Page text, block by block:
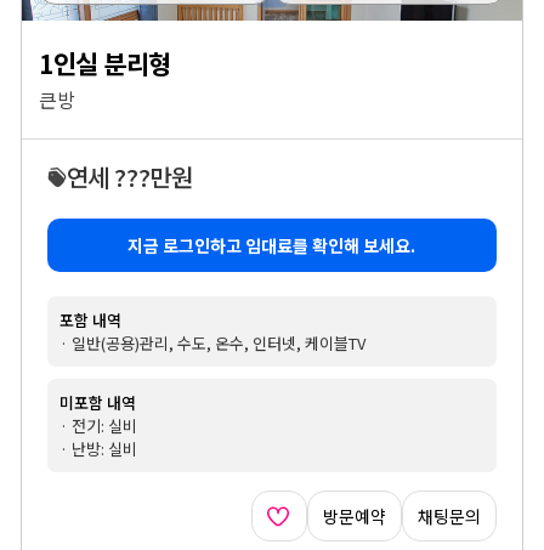
1인실 분리형
큰방
연세 ???만원
지금 로그인하고 임대료를 확인해 보세요.
포함 내역
· 일반(공용)관리, 수도, 온수, 인터넷, 케이블TV
미포함 내역
· 전기: 실비
· 난방: 실비
방문예약 채팅문의